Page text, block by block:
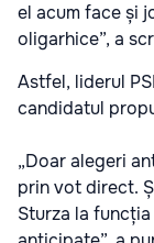
el acum face și
oligarhice”, a
Astfel, liderul
candidatul
„Doar alegeri
prin vot direct.
Sturza la